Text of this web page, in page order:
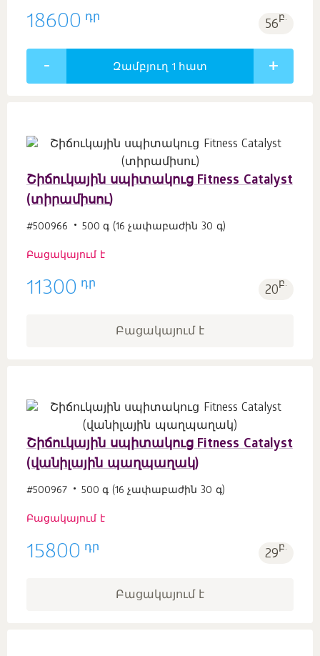
18600 դր 56բ.
Զամբյուղ 1 հատ
Շիճուկային սպիտակուց Fitness Catalyst
(տիրամիսու)
#500966 500 գ (16 չափաբաժին 30 գ)
Բացակայում է
11300 դր 20բ.
Բացակայում է
Շիճուկային սպիտակուց Fitness Catalyst
(վանիլային պաղպաղակ)
#500967 500 գ (16 չափաբաժին 30 գ)
Բացակայում է
15800 դր 29բ.
Բացակայում է